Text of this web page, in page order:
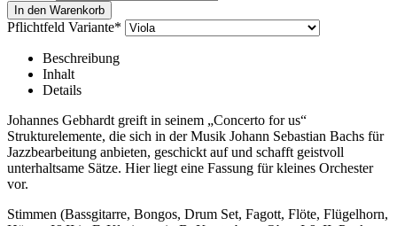
Pflichtfeld Variante*
Beschreibung
Inhalt
Details
Johannes Gebhardt greift in seinem „Concerto for us“
Strukturelemente, die sich in der Musik Johann Sebastian Bachs für
Jazzbearbeitung anbieten, geschickt auf und schafft geistvoll
unterhaltsame Sätze. Hier liegt eine Fassung für kleines Orchester
vor.
Stimmen (Bassgitarre, Bongos, Drum Set, Fagott, Flöte, Flügelhorn,